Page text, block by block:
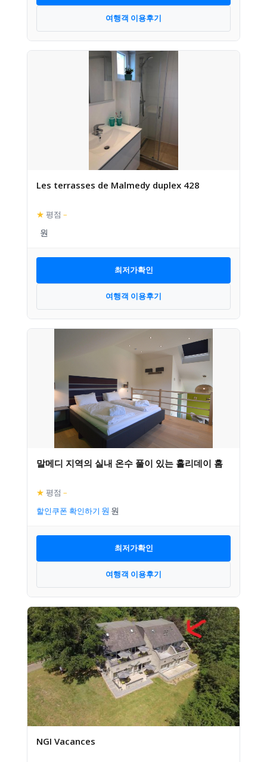
여행객 이용후기
Les terrasses de Malmedy duplex 428
★ 평점 –
최저가확인
여행객 이용후기
말메디 지역의 실내 온수 풀이 있는 홀리데이 홈
★ 평점 –
할인쿠폰 확인하기
최저가확인
여행객 이용후기
NGI Vacances